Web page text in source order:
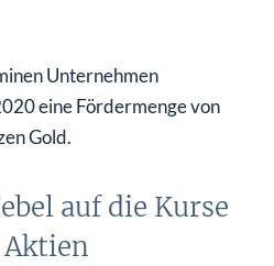
Unternehmen
eine Fördermenge von
Gold.
auf die Kurse